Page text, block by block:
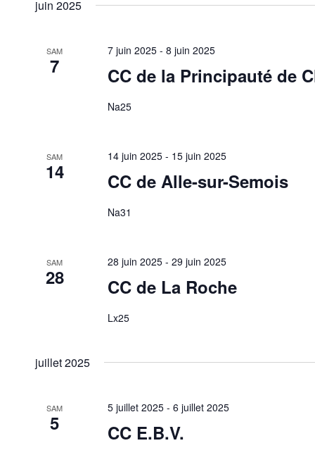
juin 2025
SAM
7
7 juin 2025 -8 juin 2025
CC de la Principauté de
Na25
SAM
14
14 juin 2025 - 15 juin 2025
CC de Alle-sur-Semois
Na31
SAM
28
28 juin 2025 -29 juin 2025
CC de La Roche
Lx25
juillet 2025
SAM
5
5 juillet 2025 -6 juillet 2025
CC E.B.V.